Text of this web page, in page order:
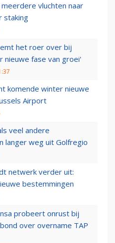
vluchten naar
staking
het roer over bij
nieuwe fase van groei'
komende winter nieuwe
Airport
veel andere
langer weg uit Golfregio
netwerk verder uit:
bestemmingen
probeert onrust bij
over overname TAP